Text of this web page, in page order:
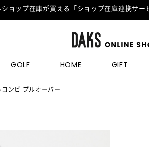
ョップ在庫が買える「ショップ在庫連携サー
GOLF HOME GIFT
ンビ プルオーバー